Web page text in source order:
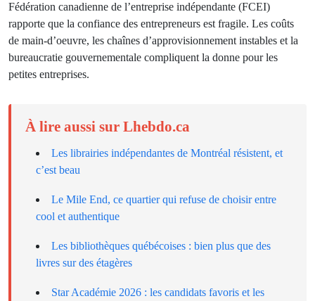
Fédération canadienne de l’entreprise indépendante (FCEI)
rapporte que la confiance des entrepreneurs est fragile. Les coûts
de main-d’oeuvre, les chaînes d’approvisionnement instables et la
bureaucratie gouvernementale compliquent la donne pour les
petites entreprises.
À lire aussi sur Lhebdo.ca
Les librairies indépendantes de Montréal résistent, et
c’est beau
Le Mile End, ce quartier qui refuse de choisir entre
cool et authentique
Les bibliothèques québécoises : bien plus que des
livres sur des étagères
Star Académie 2026 : les candidats favoris et les